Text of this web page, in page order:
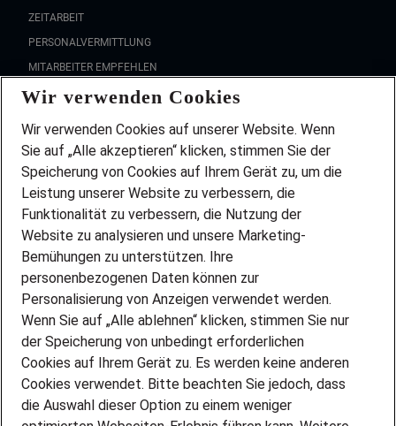
ZEITARBEIT
PERSONALVERMITTLUNG
MITARBEITER EMPFEHLEN
FAQ
Wir stellen ein!
DEINE BERUFSGRUPPE
DEINE LEBENSSITUATION
PARTNERSHIP WITH AIRBUS
INITIATIV BEWERBEN
ÜBER UNS
STANDORTE
BLOG
PRESSE
KONTAKT
Wir verwenden Cookies
Wir verwenden Cookies auf unserer Website. Wenn
Sie auf „Alle akzeptieren“ klicken, stimmen Sie der
Speicherung von Cookies auf Ihrem Gerät zu, um die
Leistung unserer Website zu verbessern, die
Funktionalität zu verbessern, die Nutzung der
Website zu analysieren und unsere Marketing-
Bemühungen zu unterstützen. Ihre
personenbezogenen Daten können zur
Personalisierung von Anzeigen verwendet werden.
Wenn Sie auf „Alle ablehnen“ klicken, stimmen Sie nur
der Speicherung von unbedingt erforderlichen
Cookies auf Ihrem Gerät zu. Es werden keine anderen
Cookies verwendet. Bitte beachten Sie jedoch, dass
die Auswahl dieser Option zu einem weniger